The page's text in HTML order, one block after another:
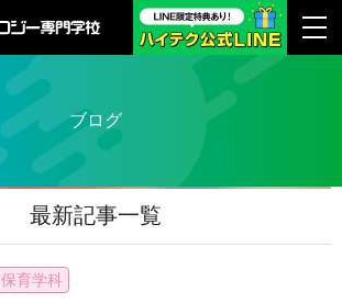
ブログ
最新記事一覧
育学科